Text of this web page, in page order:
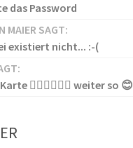
das Password
MAIER SAGT:
existiert nicht... :-(
👍🏻👍🏻👍🏻 weiter so 😊